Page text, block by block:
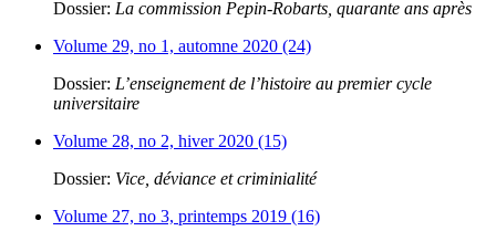
Dossier: La commission Pepin-Robarts, quarante ans après
Volume 29, no 1, automne 2020 (24)
Dossier: L’enseignement de l’histoire au premier cycle
universitaire
Volume 28, no 2, hiver 2020 (15)
Dossier: Vice, déviance et criminialité
Volume 27, no 3, printemps 2019 (16)